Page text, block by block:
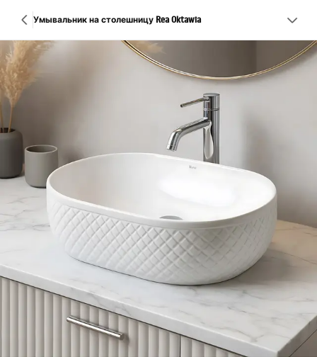
Умывальник на столешницу Rea Oktawia